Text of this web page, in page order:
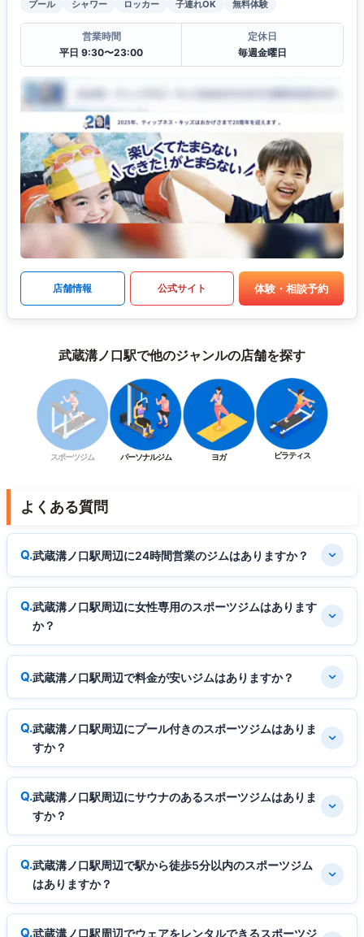
プール シャワー ロッカー 子連れOK 無料体験
営業時間
平日 9:30〜23:00
定休日
毎週金曜日
店舗情報 公式サイト 体験・相談予約
武蔵溝ノ口駅で他のジャンルの店舗を探す
スポーツジム パーソナルジム ヨガ ピラティス
よくある質問
武蔵溝ノ口駅周辺に24時間営業のジムはありますか？
武蔵溝ノ口駅周辺に女性専用のスポーツジムはあります
か？
武蔵溝ノ口駅周辺で料金が安いジムはありますか？
武蔵溝ノ口駅周辺にプール付きのスポーツジムはありま
すか？
武蔵溝ノ口駅周辺にサウナのあるスポーツジムはありま
すか？
武蔵溝ノ口駅周辺で駅から徒歩5分以内のスポーツジム
はありますか？
武蔵溝ノ口駅周辺でウェアをレンタルできるスポーツジ